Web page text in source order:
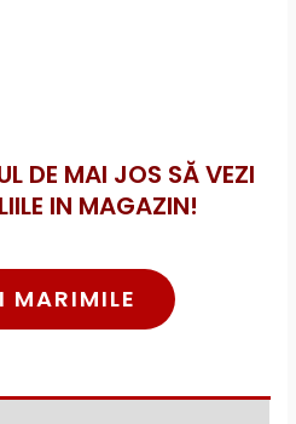
DE MAI JOS SĂ VEZI
IN MAGAZIN!
MARIMILE